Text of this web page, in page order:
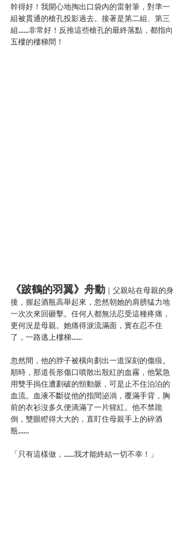
幹得好！我開心地掏出口袋內的雷射筆，對準一
組被貫通的槍孔投影過去。接著是第二組、第三
組……非常好！反推這些槍孔的最終落點，都指向
五樓的樓梯間！
《跛鶴的羽翼》舟動 ｜父親站在母親的身
後，握起酒瓶高舉起來，忽然朝她的肩膀猛力地
一次次來回砸擊。任何人都無法忍受這種疼痛，
更何況是母親。她痛得淚流滿面，實在忍不住
了，一路逃上樓梯……
忽然間，他的脖子被橫向劃出一道深刻的傷痕。
順時，那道長形傷口噴散出殷紅的血霧，他緊急
用雙手摀住遭劃破的頸動脈，可是止不住泊泊的
血流。血液不斷從他的指間泌淌，覆滿手背，胸
前的衣衫沒多久便滴滿了一片猩紅。他不禁跪
倒，雙眼瞪得大大的，直盯住母親手上的碎酒
瓶……
「只有這樣做，……我才能終結一切不幸！」